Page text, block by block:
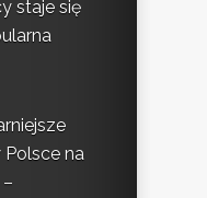
staje się
na